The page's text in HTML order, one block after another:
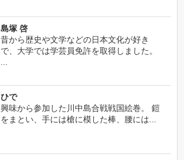
島塚 啓
昔から歴史や文学などの日本文化が好き
で、大学では学芸員免許を取得しました。
ひで
興味から参加した川中島合戦戦国絵巻。 鎧
をまとい、手には槍に模した棒、腰には...